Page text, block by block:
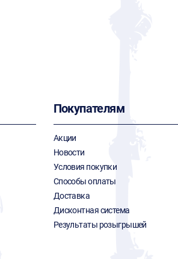
Покупателям
Акции
Новости
Условия покупки
Способы оплаты
Доставка
Дисконтная система
Результаты розыгрышей